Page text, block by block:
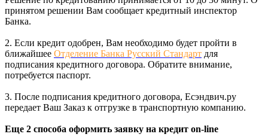
принятом решении Вам сообщает кредитный инспектор
Банка.
2. Если кредит одобрен, Вам необходимо будет пройти в
ближайшее Отделение Банка Русский Стандарт для
подписания кредитного договора. Обратите внимание,
потребуется паспорт.
3. После подписания кредитного договора, Есэндвич.ру
передает Ваш Заказ к отгрузке в транспортную компанию.
Еще 2 способа оформить заявку на кредит on-line